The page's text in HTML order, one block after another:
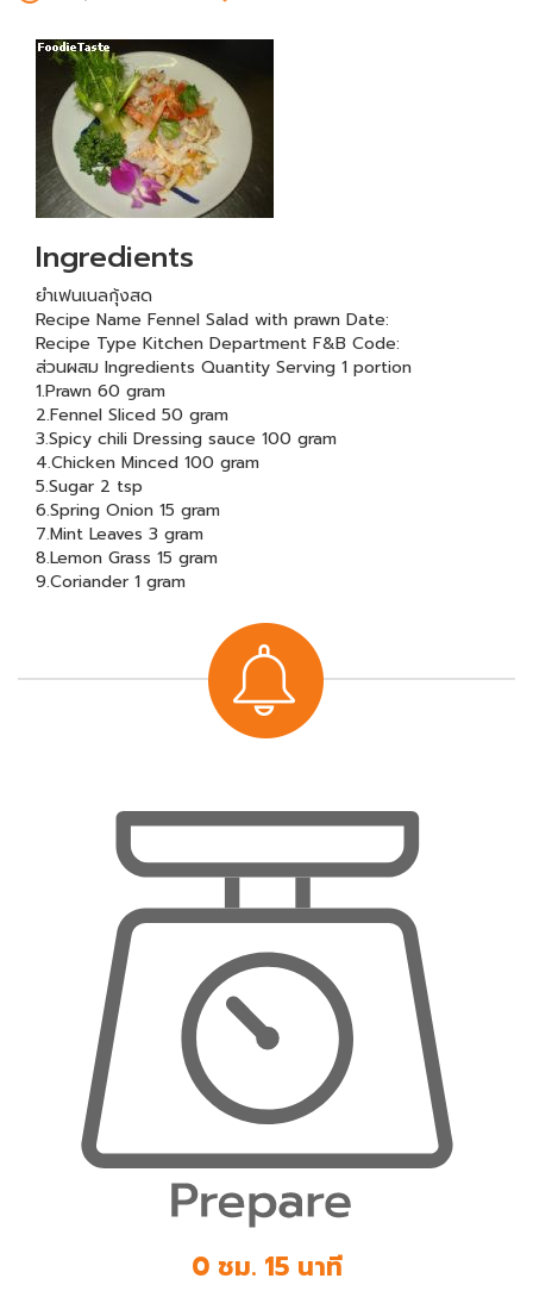
Ingredients
ยำเฟนเนลกุ้งสด
Recipe Name Fennel Salad with prawn Date:
Recipe Type Kitchen Department F&B Code:
ส่วนผสม Ingredients Quantity Serving 1 portion
1.Prawn 60 gram
2.Fennel Sliced 50 gram
3.Spicy chili Dressing sauce 100 gram
4.Chicken Minced 100 gram
5.Sugar 2 tsp
6.Spring Onion 15 gram
7.Mint Leaves 3 gram
8.Lemon Grass 15 gram
9.Coriander 1 gram
0 ชม. 15 นาที